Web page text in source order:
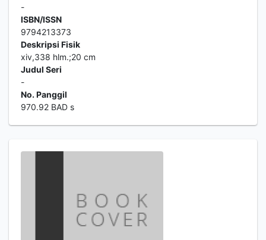
-
ISBN/ISSN
9794213373
Deskripsi Fisik
xiv,338 hlm.;20 cm
Judul Seri
-
No. Panggil
970.92 BAD s